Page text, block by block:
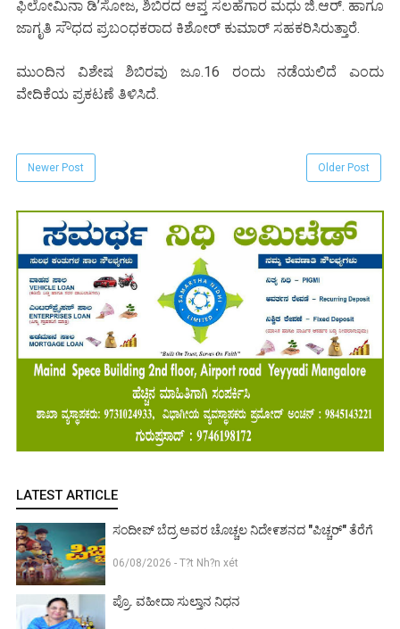
ಫಿಲೋಮಿನಾ ಡಿ’ಸೋಜ, ಶಿಬಿರದ ಆಪ್ತ ಸಲಹೆಗಾರ ಮಧು ಜಿ.ಆರ್. ಹಾಗೂ
ಜಾಗೃತಿ ಸೌಧದ ಪ್ರಬಂಧಕರಾದ ಕಿಶೋರ್ ಕುಮಾರ್ ಸಹಕರಿಸಿರುತ್ತಾರೆ.
ಮುಂದಿನ ವಿಶೇಷ ಶಿಬಿರವು ಜೂ.16 ರಂದು ನಡೆಯಲಿದೆ ಎಂದು
ವೇದಿಕೆಯ ಪ್ರಕಟಣೆ ತಿಳಿಸಿದೆ.
Newer Post Older Post
LATEST ARTICLE
ಸಂದೀಪ್ ಬೆದ್ರ ಅವರ ಚೊಚ್ಚಲ ನಿದೇ೯ಶನದ "ಪಿಚ್ಚರ್" ತೆರೆಗೆ
06/08/2026 - T?t Nh?n xét
ಪ್ರೊ. ವಹೀದಾ ಸುಲ್ತಾನ ನಿಧನ